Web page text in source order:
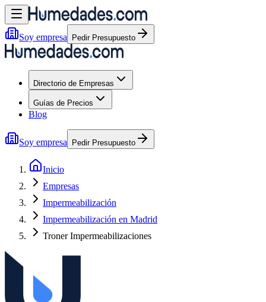
Soy empresa Pedir Presupuesto
Directorio de Empresas
Guías de Precios
Blog
Soy empresa Pedir Presupuesto
Inicio
Empresas
Impermeabilización
Impermeabilización en Madrid
Troner Impermeabilizaciones